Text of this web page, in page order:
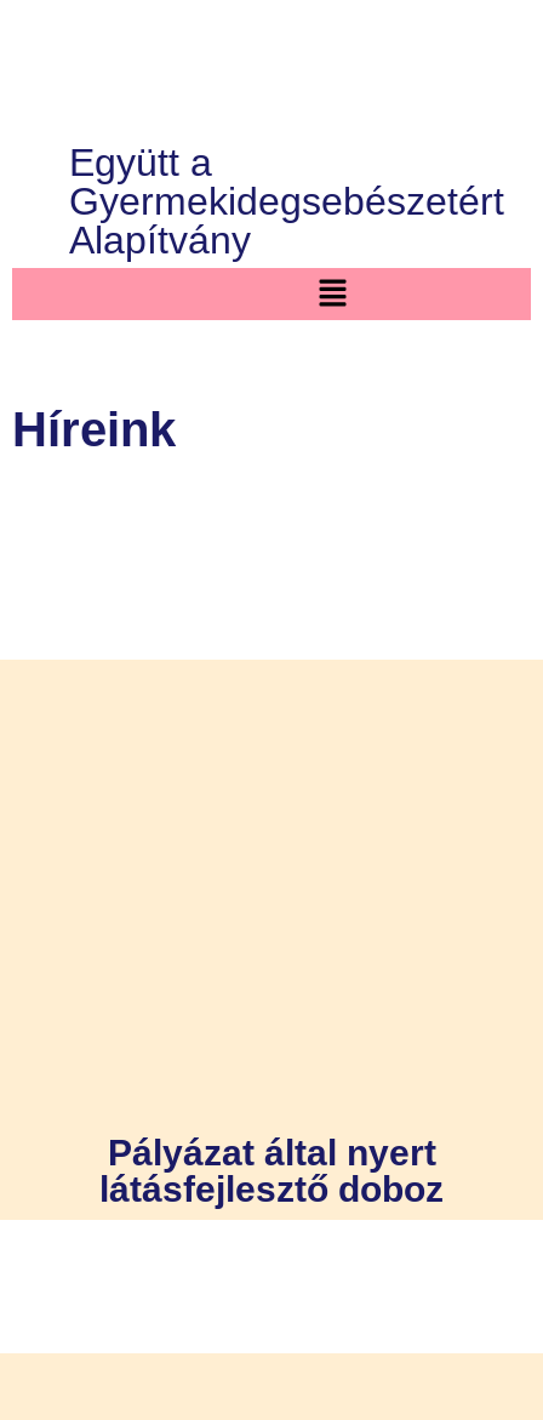
Együtt a
Gyermekidegsebészetért
Alapítvány
Híreink
Pályázat által nyert
látásfejlesztő doboz